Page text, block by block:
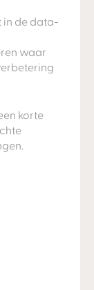
in de data-
waar
korte